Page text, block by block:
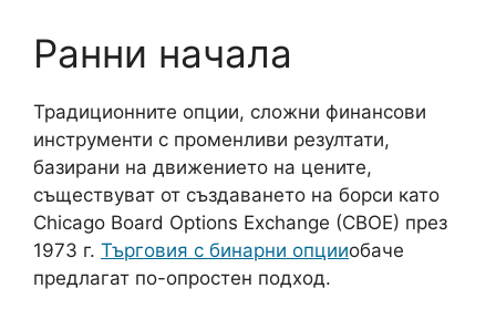
Ранни начала
Традиционните опции, сложни финансови
инструменти с променливи резултати,
базирани на движението на цените,
съществуват от създаването на борси като
Chicago Board Options Exchange (CBOE) през
1973 г. Търговия с бинарни опцииобаче
предлагат по-опростен подход.